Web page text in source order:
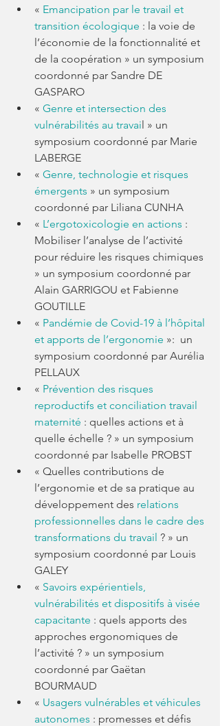
« Emancipation par le travail et
transition écologique : la voie de
l’économie de la fonctionnalité et
de la coopération » un symposium
coordonné par Sandre DE
GASPARO
« Genre et intersection des
vulnérabilités au travail » un
symposium coordonné par Marie
LABERGE
« Genre, technologie et risques
émergents » un symposium
coordonné par Liliana CUNHA
« L’ergotoxicologie en actions :
Mobiliser l’analyse de l’activité
pour réduire les risques chimiques
» un symposium coordonné par
Alain GARRIGOU et Fabienne
GOUTILLE
« Pandémie de Covid-19 à l’hôpital
et apports de l’ergonomie »:  un
symposium coordonné par Aurélia
PELLAUX
« Prévention des risques
reproductifs et conciliation travail
maternité : quelles actions et à
quelle échelle ? » un symposium
coordonné par Isabelle PROBST
« Quelles contributions de
l’ergonomie et de sa pratique au
développement des relations
professionnelles dans le cadre des
transformations du travail ? » un
symposium coordonné par Louis
GALEY
« Savoirs expérientiels,
vulnérabilités et dispositifs à visée
capacitante : quels apports des
approches ergonomiques de
l’activité ? » un symposium
coordonné par Gaëtan
BOURMAUD
« Usagers vulnérables et véhicules
autonomes : promesses et défis